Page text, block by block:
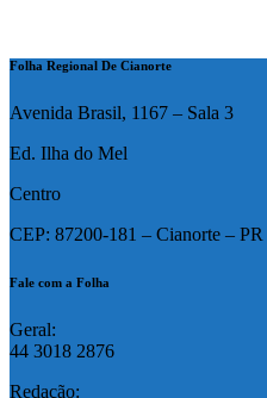
Folha Regional De Cianorte
Avenida Brasil, 1167 – Sala 3
Ed. Ilha do Mel
Centro
CEP: 87200-181 – Cianorte – PR
Fale com a Folha
Geral:
44 3018 2876
Redação: